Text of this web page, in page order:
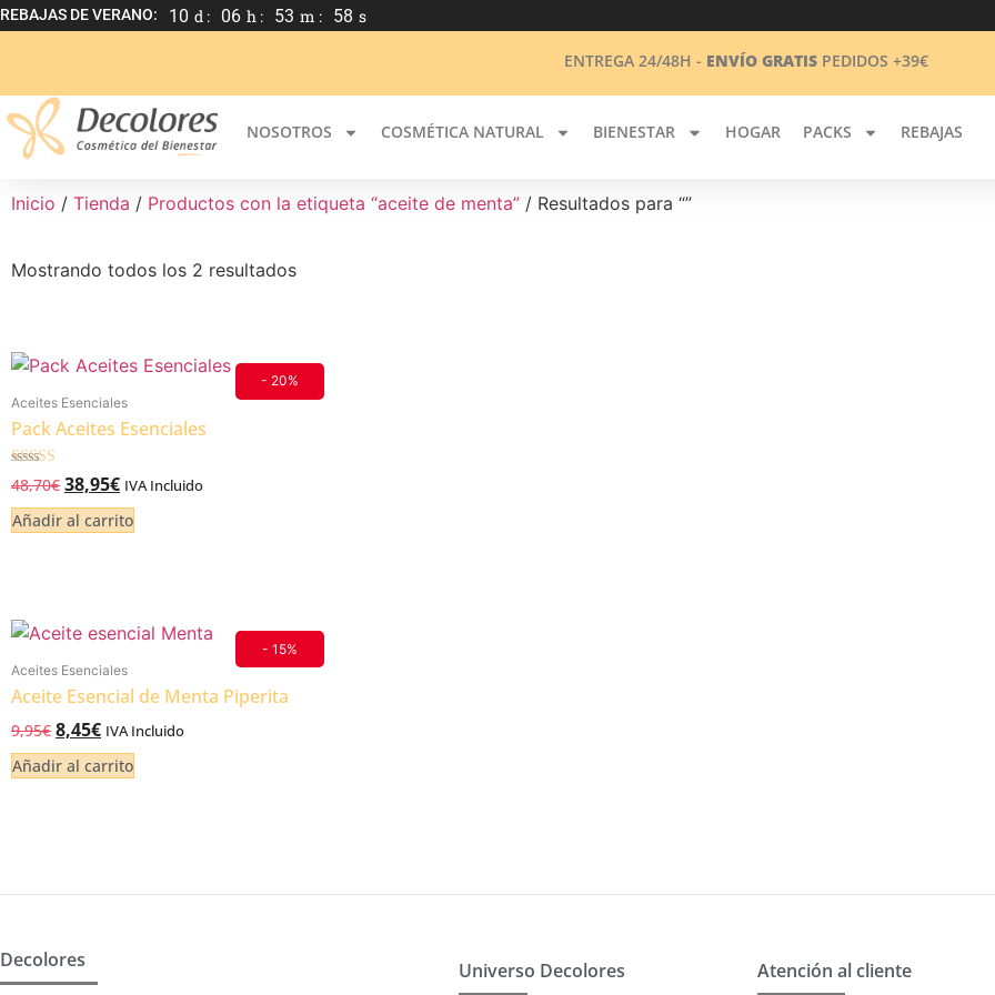
REBAJAS DE VERANO: 10 d : 06 h : 53 m : 58 s
ENTREGA 24/48H - ENVÍO GRATIS PEDIDOS +39€
NOSOTROS COSMÉTICA NATURAL BIENESTAR HOGAR PACKS REBAJAS
Inicio / Tienda / Productos con la etiqueta “aceite de menta” / Resultados para “”
Mostrando todos los 2 resultados
- 20%
Aceites Esenciales
Pack Aceites Esenciales
Valorado
5.00
de 5
48,70€ 38,95€ IVA Incluido
Añadir al carrito
- 15%
Aceites Esenciales
Aceite Esencial de Menta Piperita
9,95€ 8,45€ IVA Incluido
Añadir al carrito
Decolores Universo Decolores Atención al cliente